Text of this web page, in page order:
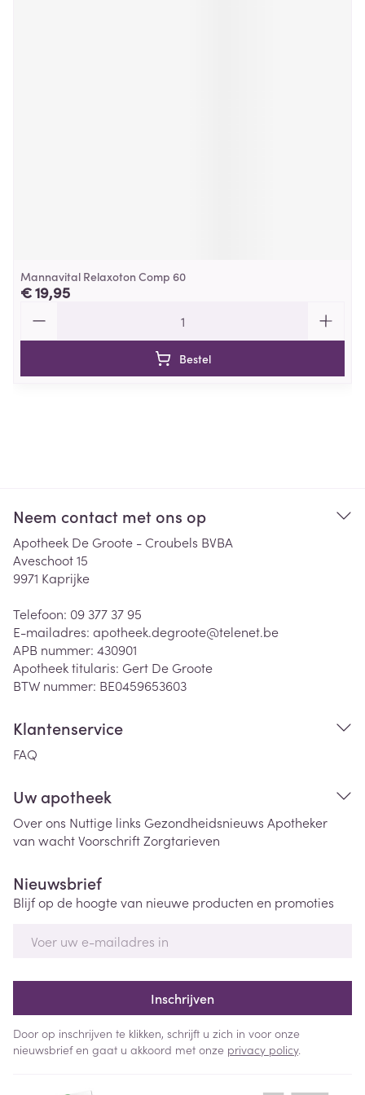
Mannavital Relaxoton Comp 60
€ 19,95
Bestel
Neem contact met ons op
Apotheek De Groote - Croubels BVBA
Aveschoot 15
9971 Kaprijke
Telefoon: 09 377 37 95
E-mailadres: apotheek.degroote@telenet.be
APB nummer: 430901
Apotheek titularis: Gert De Groote
BTW nummer: BE0459653603
Klantenservice
FAQ
Uw apotheek
Over ons Nuttige links Gezondheidsnieuws Apotheker
van wachtVoorschriftZorgtarieven
Nieuwsbrief
Blijf op de hoogte van nieuwe producten en promoties
Inschrijven
Door op inschrijven te klikken, schrijft u zich in voor onze
nieuwsbrief en gaat u akkoord met onze privacy policy.